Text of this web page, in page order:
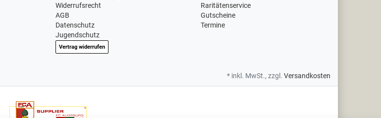
Widerrufsrecht
AGB
Datenschutz
Jugendschutz
Vertrag widerrufen
Raritätenservice
Gutscheine
Termine
* inkl. MwSt., zzgl. Versandkosten